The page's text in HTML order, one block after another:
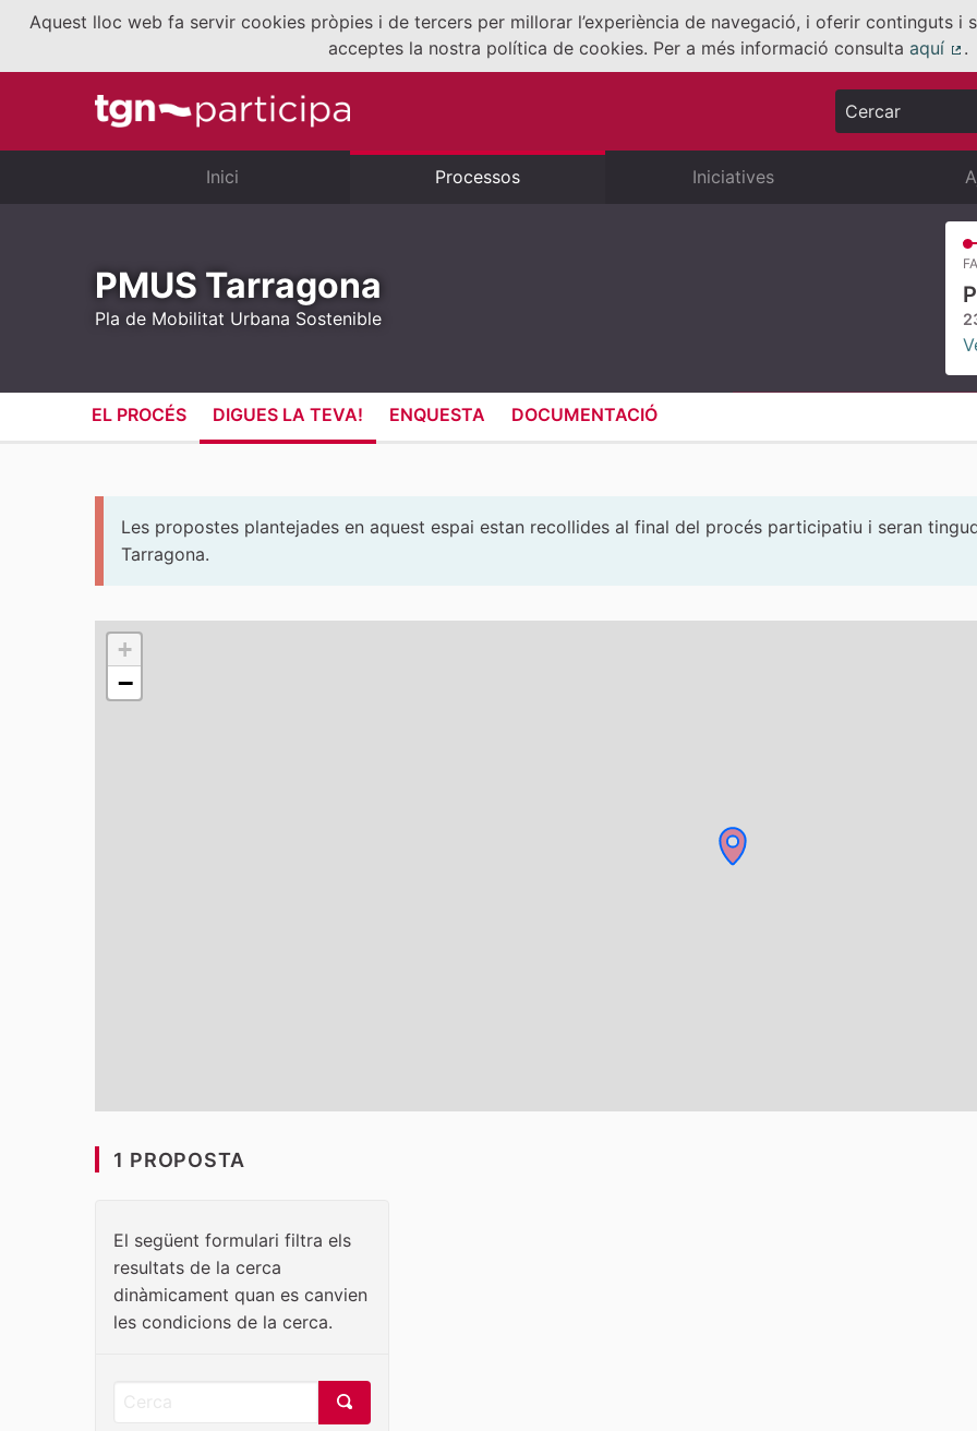
Aquest lloc web fa servir cookies pròpies i de tercers per millorar l’experiència de navegació, i oferir continguts i
acceptes la nostra política de cookies. Per a més informació consultaaquí
.
Cercar
Inici Processos Iniciatives
PMUS Tarragona
Pla de Mobilitat Urbana Sostenible
EL PROCÉS DIGUES LA TEVA! ENQUESTA DOCUMENTACIÓ
Les propostes plantejades en aquest espai estan recollides al final del procés participatiu i seran
Tarragona.
El següent element és un mapa que presenta els components d'aquesta pàgina com a punts al mapa.
+
−
1 PROPOSTA
El següent formulari filtra els
resultats de la cerca
dinàmicament quan es canvien
les condicions de la cerca.